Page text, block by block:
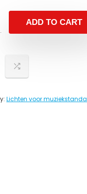
ADD TO CART
Lichten voor